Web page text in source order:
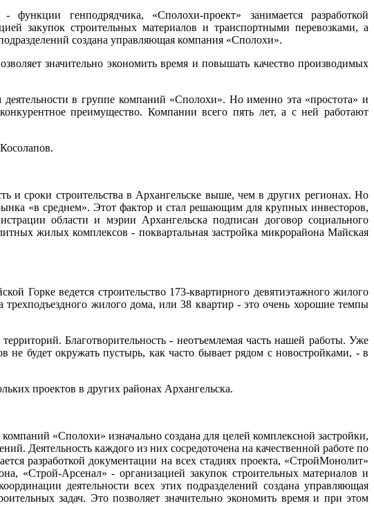
-функции генподрядчика, «Сполохи-проект» занимается разработкой
закупок строительных материалов и транспортными перевозками, а
создана управляющая компания «Сполохи».
значительно экономить время и повышать качество производимых
в группе компаний «Сполохи». Но именно эта «простота» и
преимущество. Компании всего пять лет, а с ней работают
и сроки строительства в Архангельске выше, чем в других регионах. Но
«в среднем». Этот фактор и стал решающим для крупных инвесторов,
области и мэрии Архангельска подписан договор социального
жилых комплексов - поквартальная застройка микрорайона Майская
Горке ведется строительство 173-квартирного девятиэтажного жилого
жилого дома, или 38 квартир - это очень хорошие темпы
Благотворительность - неотъемлемая часть нашей работы. Уже
будет окружать пустырь, как часто бывает рядом с новостройками, - в
проектов в других районах Архангельска.
«Сполохи» изначально создана для целей комплексной застройки,
Деятельность каждого из них сосредоточена на качественной работе по
разработкой документации на всех стадиях проекта, «СтройМонолит»
«Строй-Арсенал» - организацией закупок строительных материалов и
деятельности всех этих подразделений создана управляющая
задач. Это позволяет значительно экономить время и при этом